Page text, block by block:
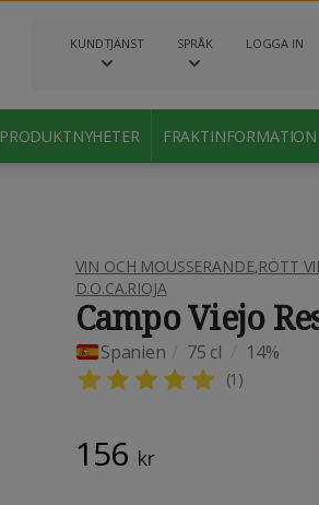
KUNDTJÄNST SPRÅK LOGGA IN
PRODUKTNYHETER FRAKTINFORMATION
VIN OCH MOUSSERANDE,RÖTT
D.O.CA.RIOJA
Campo Viejo
Spanien 75 cl 14%
(1 )
156 kr